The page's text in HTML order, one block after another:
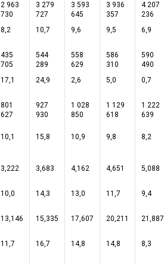
2 963
730
3 279
727
3 593
645
3 936
357
4 207
236
8,2 10,7 9,6 9,5 6,9
435
705
544
289
558
629
586
310
590
490
17,1 24,9 2,6 5,0 0,7
801
627
927
930
1 028
850
1 129
618
1 222
639
10,1 15,8 10,9 9,8 8,2
3,222 3,683 4,162 4,651 5,088
10,0 14,3 13,0 11,7 9,4
13,146 15,335 17,607 20,211 21,887
11,7 16,7 14,8 14,8 8,3